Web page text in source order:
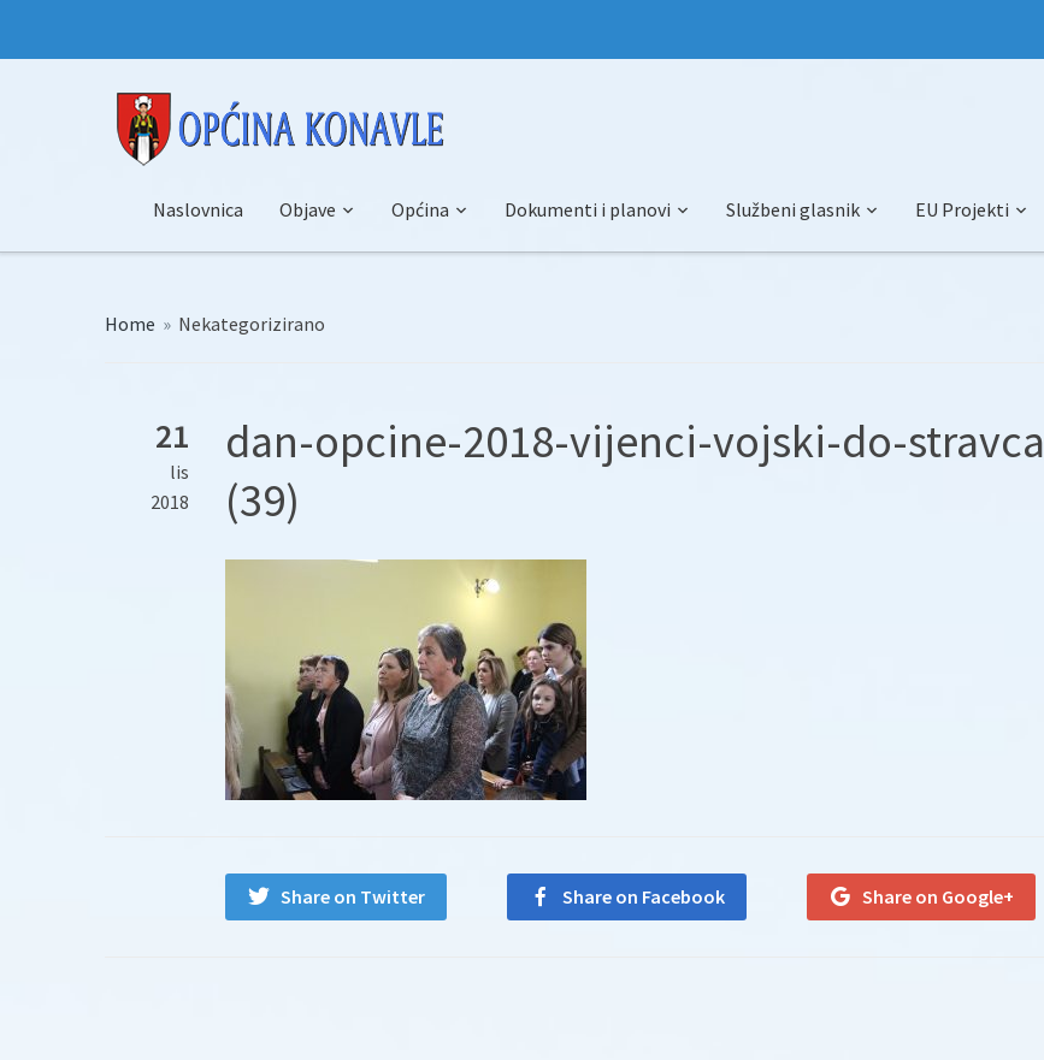
Naslovnica Objave Općina Dokumenti i planovi Službeni glasnik EU Projekti
Home » Nekategorizirano
21
lis
2018
dan-opcine-2018-vijenci-vojski-do-stravca
(39)
Share on Twitter Share on Facebook Share on Google+